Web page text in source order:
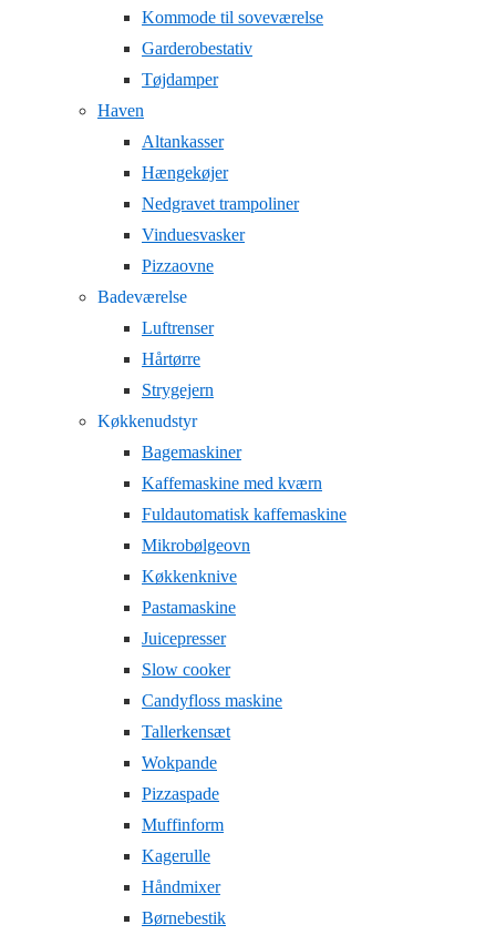
Kommode til soveværelse
Garderobestativ
Tøjdamper
Haven
Altankasser
Hængekøjer
Nedgravet trampoliner
Vinduesvasker
Pizzaovne
Badeværelse
Luftrenser
Hårtørre
Strygejern
Køkkenudstyr
Bagemaskiner
Kaffemaskine med kværn
Fuldautomatisk kaffemaskine
Mikrobølgeovn
Køkkenknive
Pastamaskine
Juicepresser
Slow cooker
Candyfloss maskine
Tallerkensæt
Wokpande
Pizzaspade
Muffinform
Kagerulle
Håndmixer
Børnebestik